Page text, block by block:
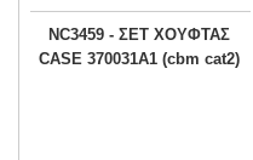
NC3459 - ΣΕΤ ΧΟΥΦΤΑΣ
CASE 370031A1 (cbm cat2)